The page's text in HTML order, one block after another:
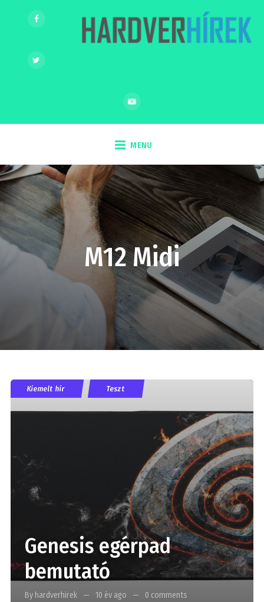
MENU
M12 Midi
Kiemelt hír Teszt
Genesis egérpad
bemutató
By hardverhirek 10 év ago 0 comments